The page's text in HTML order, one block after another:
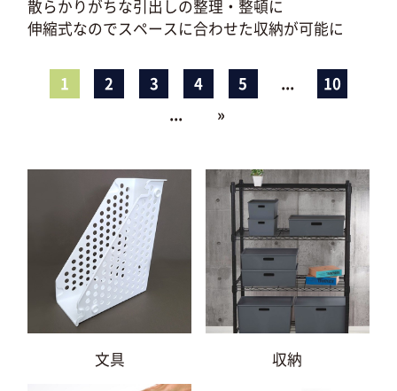
散らかりがちな引出しの整理・整頓に
伸縮式なのでスペースに合わせた収納が可能に
1 2 3 4 5 ... 10
... »
文具 収納